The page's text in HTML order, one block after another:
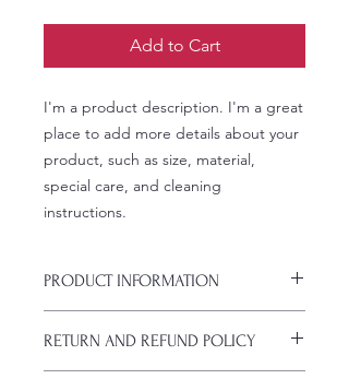
Add to Cart
I'm a product description. I'm a great
place to add more details about your
product, such as size, material,
special care, and cleaning
instructions.
PRODUCT INFORMATION
place to add more details about your
product, such as size, material,
RETURN AND REFUND POLICY